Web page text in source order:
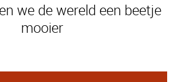
we de wereld een beetje
mooier